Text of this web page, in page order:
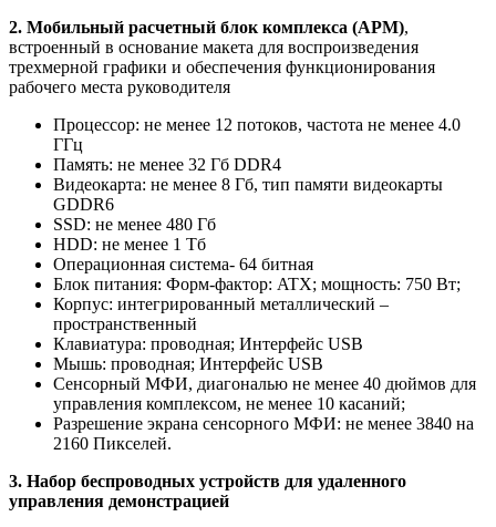
2. Мобильный расчетный блок комплекса (АРМ),
встроенный в основание макета для воспроизведения
трехмерной графики и обеспечения функционирования
рабочего места руководителя
Процессор: не менее 12 потоков, частота не менее 4.0
ГГц
Память: не менее 32 Гб DDR4
Видеокарта: не менее 8 Гб, тип памяти видеокарты
GDDR6
SSD: не менее 480 Гб
HDD: не менее 1 Тб
Операционная система- 64 битная
Блок питания: Форм-фактор: ATX; мощность: 750 Вт;
Корпус: интегрированный металлический –
пространственный
Клавиатура: проводная; Интерфейс USB
Мышь: проводная; Интерфейс USB
Сенсорный МФИ, диагональю не менее 40 дюймов для
управления комплексом, не менее 10 касаний;
Разрешение экрана сенсорного МФИ: не менее 3840 на
2160 Пикселей.
3. Набор беспроводных устройств для удаленного
управления демонстрацией